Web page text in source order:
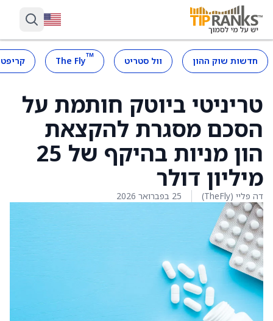
חדשות שוק ההון וול סטריט ™
The Fly
טריניטי ביוטק חותמת על
הסכם מסגרת להקצאת
הון מניות בהיקף של 25
מיליון דולר
דה פליי (TheFly) 25 בפברואר 2026